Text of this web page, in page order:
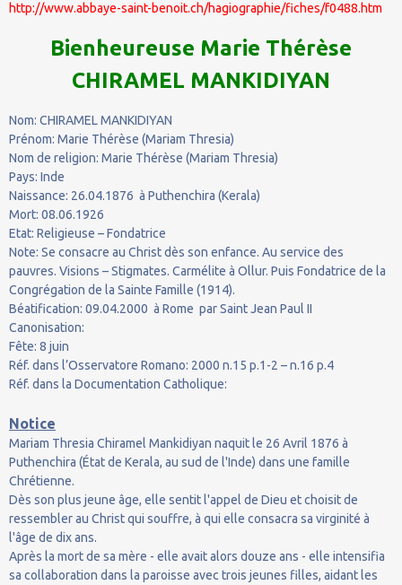
http://www.abbaye-saint-benoit.ch/hagiographie/fiches/f0488.htm
Bienheureuse Marie Thérèse
CHIRAMEL MANKIDIYAN
Nom: CHIRAMEL MANKIDIYAN
Prénom: Marie Thérèse (Mariam Thresia)
Nom de religion: Marie Thérèse (Mariam Thresia)
Pays: Inde
Naissance: 26.04.1876 à Puthenchira (Kerala)
Mort: 08.06.1926
Etat: Religieuse – Fondatrice
Note: Se consacre au Christ dès son enfance. Au service des
pauvres. Visions – Stigmates. Carmélite à Ollur. Puis Fondatrice de la
Congrégation de la Sainte Famille (1914).
Béatification: 09.04.2000 à Rome par Saint Jean Paul II
Canonisation:
Fête: 8 juin
Réf. dans l’Osservatore Romano: 2000 n.15 p.1-2 – n.16 p.4
Réf. dans la Documentation Catholique:
Notice
Mariam Thresia Chiramel Mankidiyan naquit le 26 Avril 1876 à
Puthenchira (État de Kerala, au sud de l'Inde) dans une famille
Chrétienne.
Dès son plus jeune âge, elle sentit l'appel de Dieu et choisit de
ressembler au Christ qui souffre, à qui elle consacra sa virginité à
l'âge de dix ans.
Après la mort de sa mère - elle avait alors douze ans - elle intensifia
sa collaboration dans la paroisse avec trois jeunes filles, aidant les